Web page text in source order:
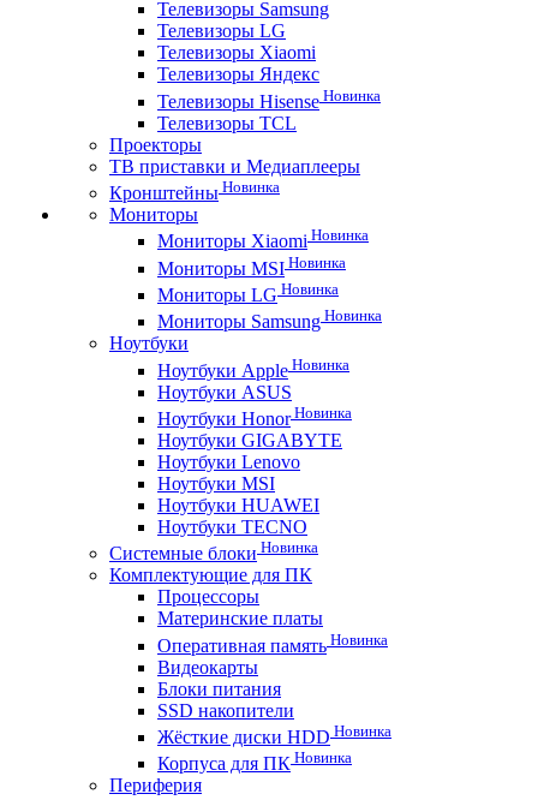
Телевизоры Samsung
Телевизоры LG
Телевизоры Xiaomi
Телевизоры Яндекс
Телевизоры Hisense Новинка
Телевизоры TCL
Проекторы
ТВ приставки и Медиаплееры
Кронштейны Новинка
Мониторы
Мониторы Xiaomi Новинка
Мониторы MSI Новинка
Мониторы LG Новинка
Мониторы Samsung Новинка
Ноутбуки
Ноутбуки Apple Новинка
Ноутбуки ASUS
Ноутбуки HonorНовинка
Ноутбуки GIGABYTE
Ноутбуки Lenovo
Ноутбуки MSI
Ноутбуки HUAWEI
Ноутбуки TECNO
Системные блоки Новинка
Комплектующие для ПК
Процессоры
Материнские платы
Оперативная память Новинка
Видеокарты
Блоки питания
SSD накопители
Жёсткие диски HDD Новинка
Корпуса для ПК Новинка
Периферия